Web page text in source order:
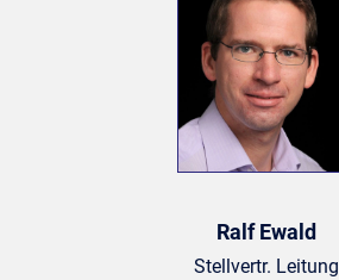
Ralf Ewald
Stellvertr. Leitung